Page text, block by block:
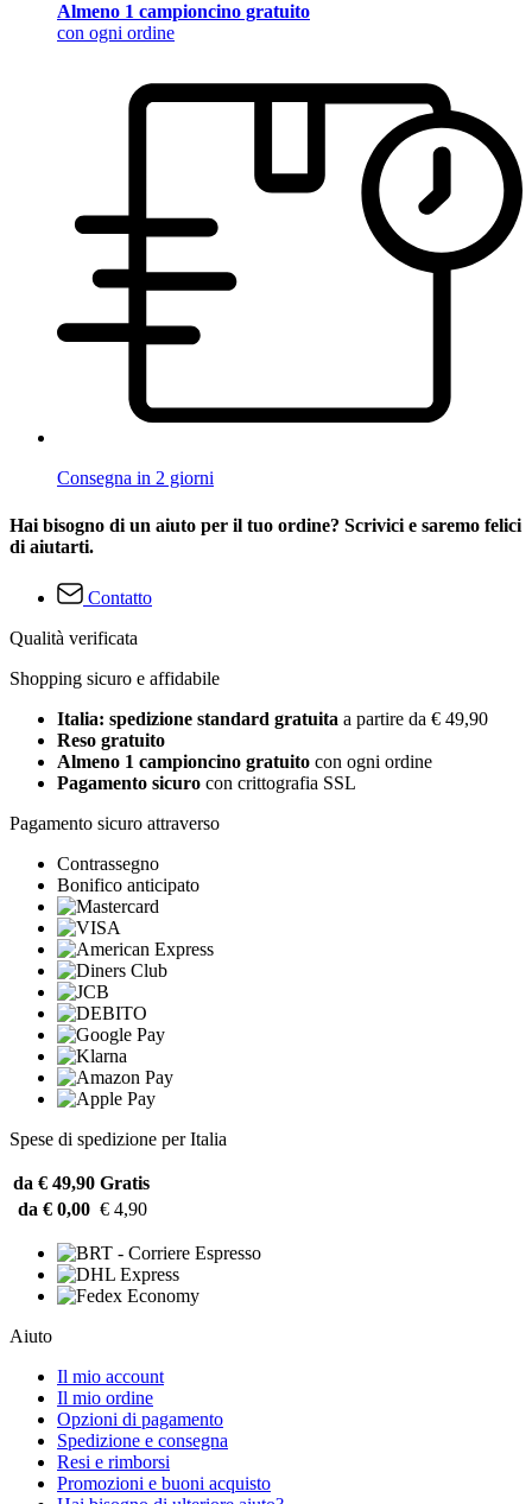
Almeno 1 campioncino gratuito
con ogni ordine
Consegna in 2 giorni
Hai bisogno di un aiuto per il tuo ordine? Scrivici e saremo felici
di aiutarti.
Contatto
Qualità verificata
Shopping sicuro e affidabile
Italia: spedizione standard gratuita a partire da € 49,90
Reso gratuito
Almeno 1 campioncino gratuito con ogni ordine
Pagamento sicuro con crittografia SSL
Pagamento sicuro attraverso
Contrassegno
Bonifico anticipato
Spese di spedizione per Italia
da € 49,90 Gratis
da € 0,00 € 4,90
Aiuto
Il mio account
Il mio ordine
Opzioni di pagamento
Spedizione e consegna
Resi e rimborsi
Promozioni e buoni acquisto